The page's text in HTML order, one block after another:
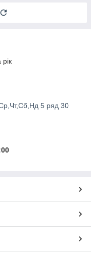
5 ряд 30